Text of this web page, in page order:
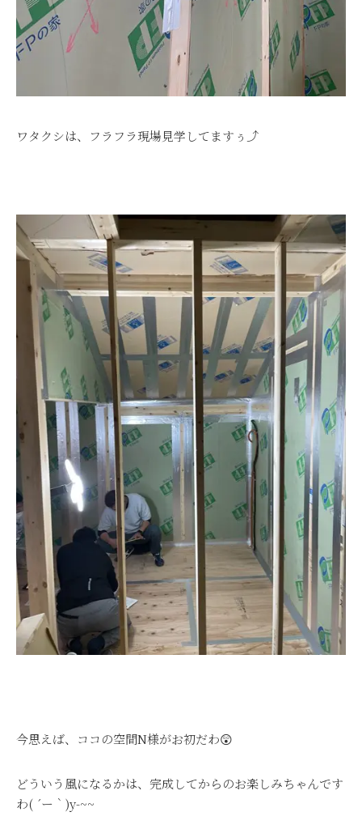
ワタクシは、フラフラ現場見学してますぅ⤴
今思えば、ココの空間N様がお初だわ😲
どういう風になるかは、完成してからのお楽しみちゃんです
わ( ´ー｀)y-~~